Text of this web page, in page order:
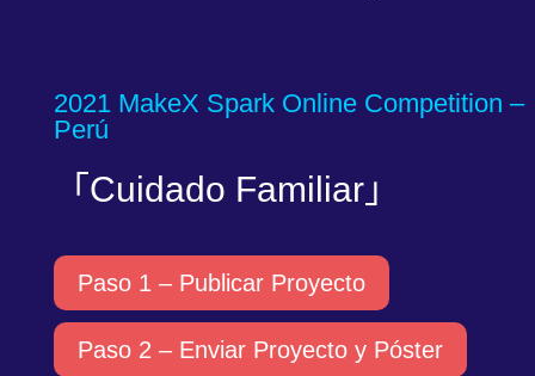
2021 MakeX Spark Online Competition –
Perú
「Cuidado Familiar」
Paso 1 – Publicar Proyecto
Paso 2 – Enviar Proyecto y Póster